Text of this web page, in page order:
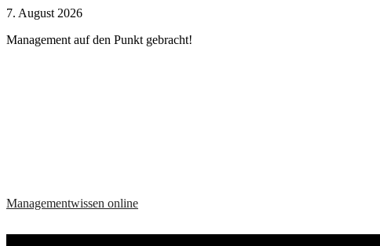
Zum
springen
7. August 2026
Management auf den Punkt gebracht!
Managementwissen online